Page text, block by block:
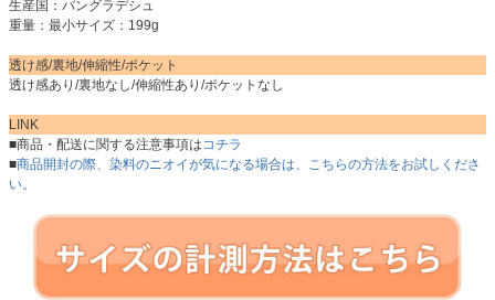
生産国：バングラデシュ
重量：最小サイズ：199g
透け感/裏地/伸縮性/ポケット
透け感あり/裏地なし/伸縮性あり/ポケットなし
LINK
■商品・配送に関する注意事項はコチラ
■商品開封の際、染料のニオイが気になる場合は、こちらの方法をお試しくださ
い。